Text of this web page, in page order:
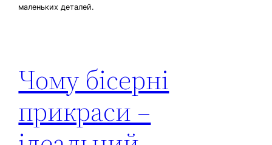
маленьких деталей.
Чому бісерні
прикраси –